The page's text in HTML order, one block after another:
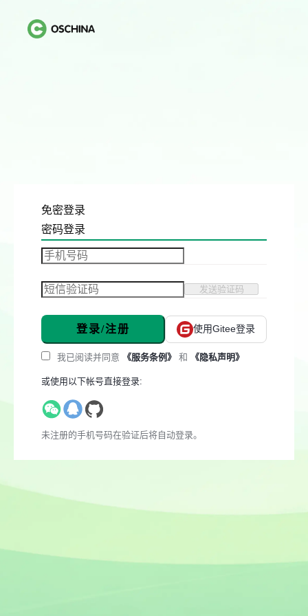
免密登录
密码登录
发送验证码
登录/注册 使用Gitee登录
我已阅读并同意 《服务条例》 和 《隐私声明》
或使用以下帐号直接登录:
未注册的手机号码在验证后将自动登录。